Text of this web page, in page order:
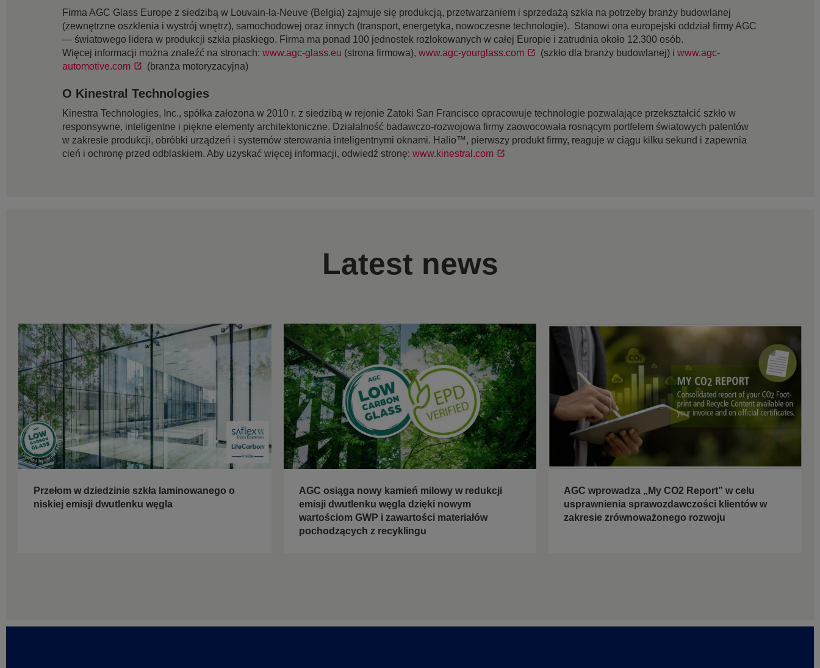
Firma AGC Glass Europe z siedzibą w Louvain-la-Neuve (Belgia) zajmuje się produkcją, przetwarzaniem i sprzedażą szkła na potrzeby branży budowlanej
(zewnętrzne oszklenia i wystrój wnętrz), samochodowej oraz innych (transport, energetyka, nowoczesne technologie). Stanowi ona europejski oddział firmy AGC
— światowego lidera w produkcji szkła płaskiego. Firma ma ponad 100 jednostek rozlokowanych w całej Europie i zatrudnia około 12.300 osób.
Więcej informacji można znaleźć na stronach: www.agc-glass.eu (strona firmowa), www.agc-yourglass.com (szkło dla branży budowlanej) i www.agc-
automotive.com
(branża motoryzacyjna)
O Kinestral Technologies
Kinestra Technologies, Inc., spółka założona w 2010 r. z siedzibą w rejonie Zatoki San Francisco opracowuje technologie pozwalające przekształcić szkło w
responsywne, inteligentne i piękne elementy architektoniczne. Działalność badawczo-rozwojowa firmy zaowocowała rosnącym portfelem światowych patentów
w zakresie produkcji, obróbki urządzeń i systemów sterowania inteligentnymi oknami. Halio™, pierwszy produkt firmy, reaguje w ciągu kilku sekund i zapewnia
cień i ochronę przed odblaskiem. Aby uzyskać więcej informacji, odwiedź stronę: www.kinestral.com
Latest news
Przełom w dziedzinie szkła laminowanego o
niskiej emisji dwutlenku węgla
AGC osiąga nowy kamień milowy w redukcji
emisji dwutlenku węgla dzięki nowym
wartościom GWP i zawartości materiałów
pochodzących z recyklingu
AGC wprowadza „My CO2 Report” w celu
usprawnienia sprawozdawczości klientów w
zakresie zrównoważonego rozwoju